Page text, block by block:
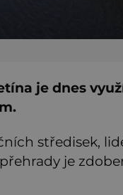
je dnes
středisek,
je